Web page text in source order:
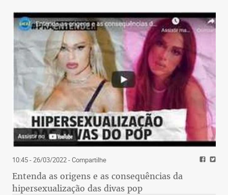
10:45 - 26/03/2022- Compartilhe
Entenda as origens e as consequências da
hipersexualização das divas pop